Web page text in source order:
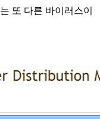
또 다른 바이러스이